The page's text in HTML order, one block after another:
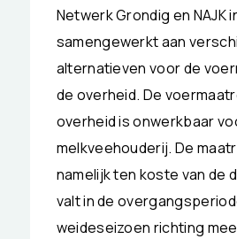
Netwerk Grondig en NAJK
samengewerkt aan
alternatieven voor de
de overheid. De
overheid is onwerkbaar
melkveehouderij. De
namelijk ten koste van de
valt in de
weideseizoen richting